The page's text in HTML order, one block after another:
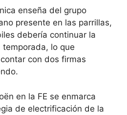
enseña del grupo
presente en las parrillas,
debería continuar la
lo que
con dos firmas
en la FE se enmarca
de electrificación de la